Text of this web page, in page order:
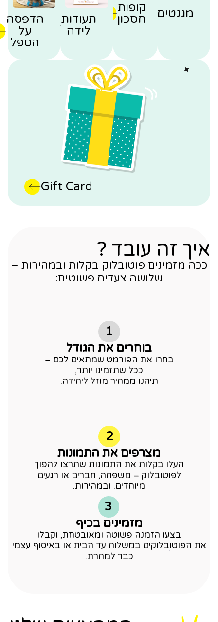
מגנטים
קופות
חסכון
תעודות
לידה
הדפסה
הספל
Gift Card
זה עובד ?
מזמינים פוטובלוק בקלות ובמהירות –
שלושה צעדים פשוטים:
בוחרים את הגודל
בחרו את הפורמט שמתאים לכם –
ככל שתזמינו יותר,
תיהנו ממחיר מוזל ליחידה.
מצרפים את התמונות
העלו בקלות את התמונות שתרצו להפוך
לפוטובלוק – משפחה, חברים או רגעים
מיוחדים. ובמהירות.
מזמינים בכיף
בצעו הזמנה פשוטה ומאובטחת, וקבלו
הפוטובלוקים במשלוח עד הבית או באיסוף עצמי
כבר למחרת.